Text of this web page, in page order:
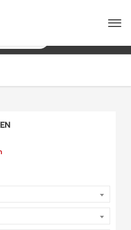
– Betrouwbaar & flexibel!